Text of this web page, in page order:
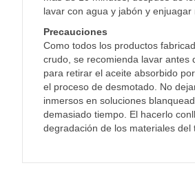
lavar con agua y jabón y enjuagar
Precauciones
Como todos los productos
crudo, se recomienda lavar antes
para retirar el aceite absorbido
el proceso de desmotado. No
inmersos en soluciones
demasiado tiempo. El hacerlo
degradación de los materiales del